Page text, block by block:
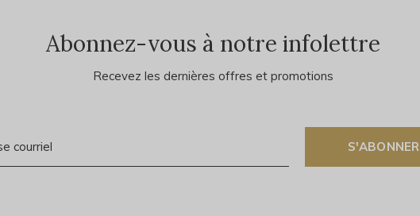
Abonnez-vous à notre infolettre
Recevez les dernières offres et promotions
S'ABONNER